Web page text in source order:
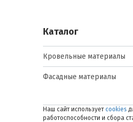
Каталог
Кровельные материалы
Фасадные материалы
Наш сайт использует cookies
работоспособности и сбора